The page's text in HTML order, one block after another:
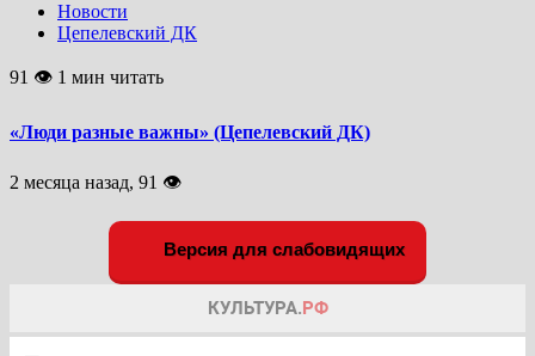
Новости
Цепелевский ДК
91 👁 1 мин читать
«Люди разные важны» (Цепелевский ДК)
2 месяца назад, 91 👁
Версия для слабовидящих